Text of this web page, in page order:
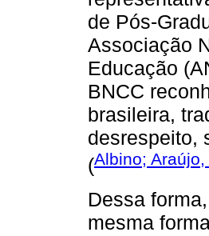
de Pós-
Associação
Educação
BNCC
brasileira,
desrespeito,
(Albino; Araújo,
Dessa
mesma